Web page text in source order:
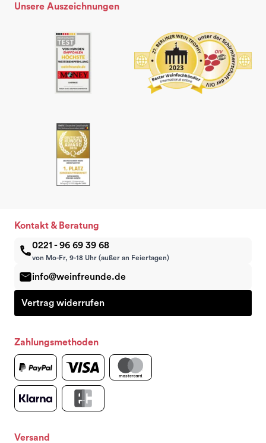
Unsere Auszeichnungen
Kontakt & Beratung
0221 - 96 69 39 68
von Mo-Fr, 9-18 Uhr (außer an Feiertagen)
info@weinfreunde.de
Vertrag widerrufen
Zahlungsmethoden
Versand